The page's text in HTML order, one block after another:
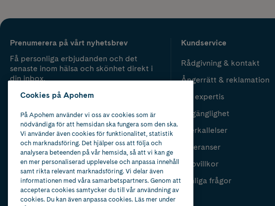
Prenumerera på vårt nyhetsbrev
Få personliga erbjudanden och det
senaste inom hälsa och skönhet direkt i
din inbox.
Kundservice
Rådgivning & kontakt
Ångerrätt & reklamation
Vår expertis
Tillgänglighet
Återkallelser
Leveranser
Köpvillkor
Vanliga frågor
Cookies på Apohem
På Apohem använder vi oss av cookies som är
nödvändiga för att hemsidan ska fungera som den ska.
Vi använder även cookies för funktionalitet, statistik
och marknadsföring. Det hjälper oss att följa och
analysera beteenden på vår hemsida, så att vi kan ge
en mer personaliserad upplevelse och anpassa innehåll
samt rikta relevant marknadsföring. Vi delar även
informationen med våra samarbetspartners. Genom att
acceptera cookies samtycker du till vår användning av
cookies. Du kan även anpassa cookies. Läs mer under